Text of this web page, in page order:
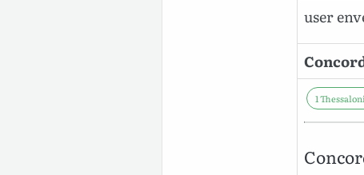
user
1